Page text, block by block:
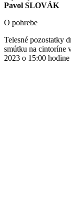
Pavol SLOVÁK
O pohrebe
Telesné pozostatky
smútku na cintoríne
2023 o 15:00